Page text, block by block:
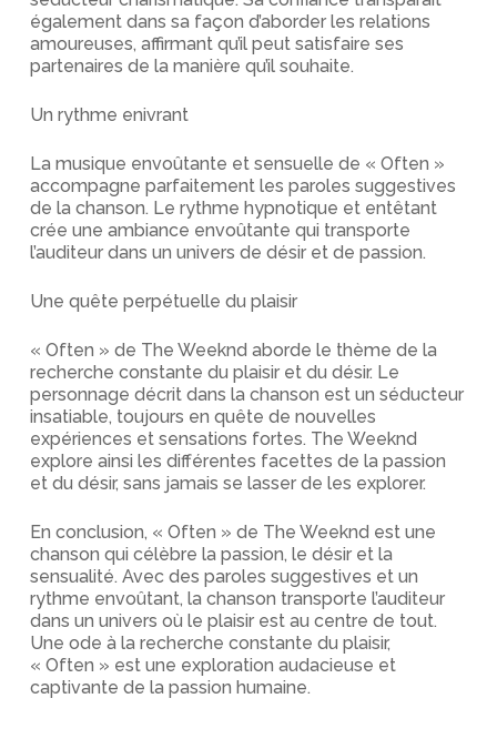
également dans sa façon d’aborder les relations
amoureuses, affirmant qu’il peut satisfaire ses
partenaires de la manière qu’il souhaite.
Un rythme enivrant
La musique envoûtante et sensuelle de « Often »
accompagne parfaitement les paroles suggestives
de la chanson. Le rythme hypnotique et entêtant
crée une ambiance envoûtante qui transporte
l’auditeur dans un univers de désir et de passion.
Une quête perpétuelle du plaisir
« Often » de The Weeknd aborde le thème de la
recherche constante du plaisir et du désir. Le
personnage décrit dans la chanson est un séducteur
insatiable, toujours en quête de nouvelles
expériences et sensations fortes. The Weeknd
explore ainsi les différentes facettes de la passion
et du désir, sans jamais se lasser de les explorer.
En conclusion, « Often » de The Weeknd est une
chanson qui célèbre la passion, le désir et la
sensualité. Avec des paroles suggestives et un
rythme envoûtant, la chanson transporte l’auditeur
dans un univers où le plaisir est au centre de tout.
Une ode à la recherche constante du plaisir,
« Often » est une exploration audacieuse et
captivante de la passion humaine.